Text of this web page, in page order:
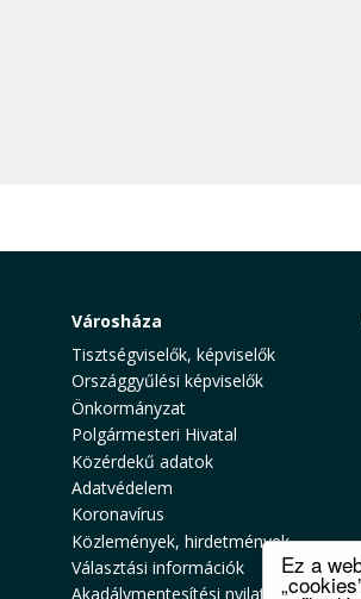
Ez a
Városháza
Tisztségviselők, képviselők
Országgyűlési képviselők
Önkormányzat
Polgármesteri Hivatal
Közérdekű adatok
Adatvédelem
Koronavírus
Közlemények, hirdetmények
Választási információk
Akadálymentesítési nyilatkozat